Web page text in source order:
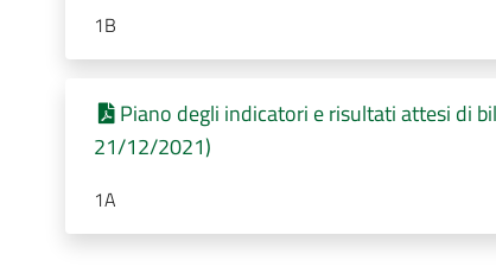
1B
Piano degli indicatori e risultati attesi di
21/12/2021)
1A